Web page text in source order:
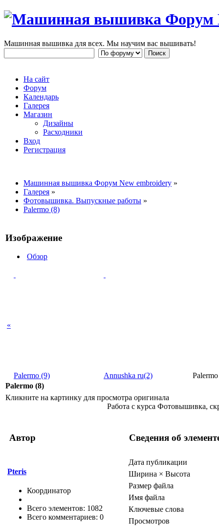
Машинная вышивка для всех. Мы научим вас вышивать!
На сайт
Форум
Календарь
Галерея
Магазин
Дизайны
Расходники
Вход
Регистрация
Машинная вышивка Форум New embroidery »
Галерея »
Фотовышивка. Выпускные работы »
Palermo (8)
Изображение
Обзор
«
Palermo (9) Annushka ru(2)
Palermo (8)
Кликните на картинку для просмотра оригинала
Работа с курса Фотовышивка,
Автор Сведения об
Pteris
Координатор
Всего элементов: 1082
Всего комментариев: 0
Дата публикации
Ширина × Высота
Размер файла
Имя файла
Ключевые слова
Просмотров